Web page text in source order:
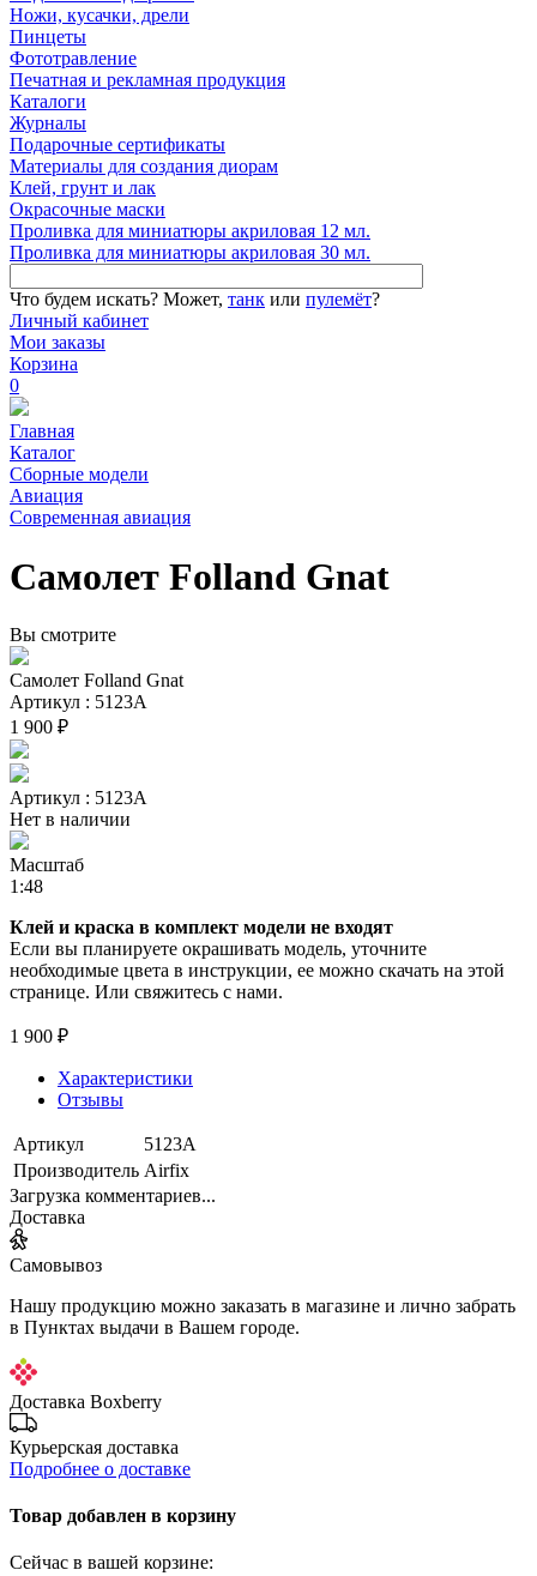
Ножи, кусачки, дрели
Пинцеты
Фототравление
Печатная и рекламная продукция
Каталоги
Журналы
Подарочные сертификаты
Материалы для создания диорам
Клей, грунт и лак
Окрасочные маски
Проливка для миниатюры акриловая 12 мл.
Проливка для миниатюры акриловая 30 мл.
Что будем искать? Может, танк или пулемёт?
Личный кабинет
Мои заказы
Корзина
0
Главная
Каталог
Сборные модели
Авиация
Современная авиация
Самолет Folland Gnat
Вы смотрите
Самолет Folland Gnat
Артикул : 5123А
1 900 ₽
Артикул : 5123А
Нет в наличии
Масштаб
1:48
Клей и краска в комплект модели не входят
Если вы планируете окрашивать модель, уточните
необходимые цвета в инструкции, ее можно скачать на этой
странице. Или свяжитесь с нами.
1 900 ₽
Характеристики
Отзывы
Артикул
5123А
Производитель Airfix
Загрузка комментариев...
Доставка
Самовывоз
Нашу продукцию можно заказать в магазине и лично забрать
в Пунктах выдачи в Вашем городе.
Доставка Boxberry
Курьерская доставка
Подробнее о доставке
Товар добавлен в корзину
Сейчас в вашей корзине: